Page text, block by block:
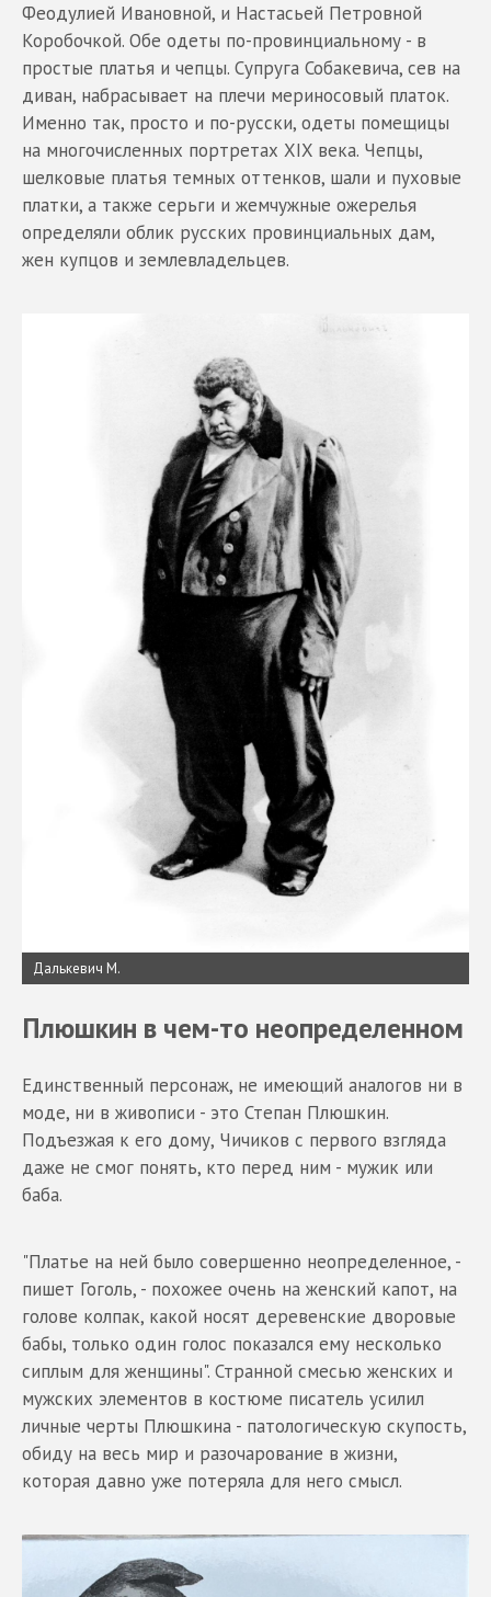
Феодулией Ивановной, и Настасьей Петровной
Коробочкой. Обе одеты по-провинциальному - в
простые платья и чепцы. Супруга Собакевича, сев на
диван, набрасывает на плечи мериносовый платок.
Именно так, просто и по-русски, одеты помещицы
на многочисленных портретах XIX века. Чепцы,
шелковые платья темных оттенков, шали и пуховые
платки, а также серьги и жемчужные ожерелья
определяли облик русских провинциальных дам,
жен купцов и землевладельцев.
Далькевич М.
Плюшкин в чем-то неопределенном
Единственный персонаж, не имеющий аналогов ни в
моде, ни в живописи - это Степан Плюшкин.
Подъезжая к его дому, Чичиков с первого взгляда
даже не смог понять, кто перед ним - мужик или
баба.
"Платье на ней было совершенно неопределенное, -
пишет Гоголь, - похожее очень на женский капот, на
голове колпак, какой носят деревенские дворовые
бабы, только один голос показался ему несколько
сиплым для женщины". Странной смесью женских и
мужских элементов в костюме писатель усилил
личные черты Плюшкина - патологическую скупость,
обиду на весь мир и разочарование в жизни,
которая давно уже потеряла для него смысл.